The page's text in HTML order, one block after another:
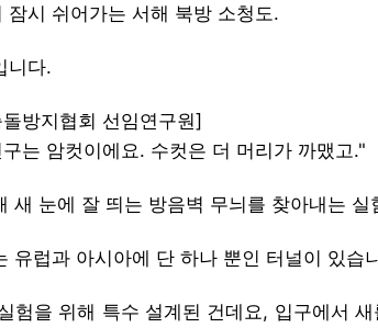
잠시 쉬어가는 서해 북방 소청도.
니다.
방지협회 선임연구원]
는 암컷이에요. 수컷은 더 머리가 까맸고."
새 눈에 잘 띄는 방음벽 무늬를 찾아내는 실
유럽과 아시아에 단 하나 뿐인 터널이 있습
험을 위해 특수 설계된 건데요, 입구에서